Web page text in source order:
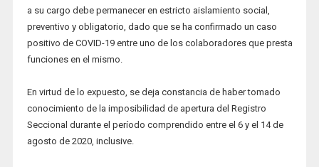
a su cargo debe permanecer en estricto aislamiento social,
preventivo y obligatorio, dado que se ha confirmado un caso
positivo de COVID-19 entre uno de los colaboradores que presta
funciones en el mismo.
En virtud de lo expuesto, se deja constancia de haber tomado
conocimiento de la imposibilidad de apertura del Registro
Seccional durante el período comprendido entre el 6 y el 14 de
agosto de 2020, inclusive.